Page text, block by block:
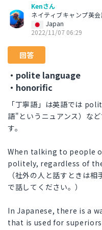
Kenさん
ネイティブキャンプ英
Japan
2022/11/07 06:29
回答
・polite language
・honorific
「丁寧語」は英語では
語"というニュアンス）な
す。
When talking to people
politely, regardless of
（社外の人と話すときは
で話してください。）
In Japanese, there is a
that is used for